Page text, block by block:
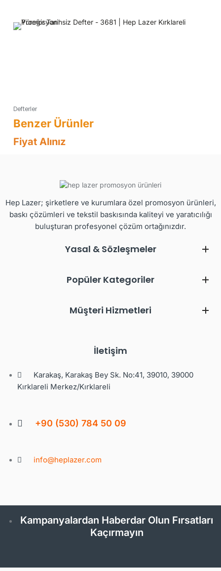
Defterler
Fiyat Alınız
Hep Lazer; şirketlere ve kurumlara özel promosyon ürünleri,
baskı çözümleri ve tekstil baskısında kaliteyi ve yaratıcılığı
buluşturan profesyonel çözüm ortağınızdır.
Yasal & Sözleşmeler
Popüler Kategoriler
Müşteri Hizmetleri
İletişim
Karakaş, Karakaş Bey Sk. No:41, 39010, 39000
Kırklareli Merkez/Kırklareli
+90 (530) 784 50 09
info@heplazer.com
Kampanyalardan Haberdar Olun Fırsatları
Kaçırmayın